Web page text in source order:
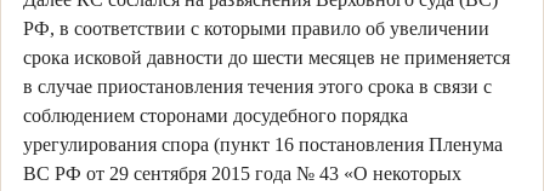
РФ, в соответствии с которыми правило об увеличении
срока исковой давности до шести месяцев не применяется
в случае приостановления течения этого срока в связи с
соблюдением сторонами досудебного порядка
урегулирования спора (пункт 16 постановления Пленума
ВС РФ от 29 сентября 2015 года № 43 «О некоторых